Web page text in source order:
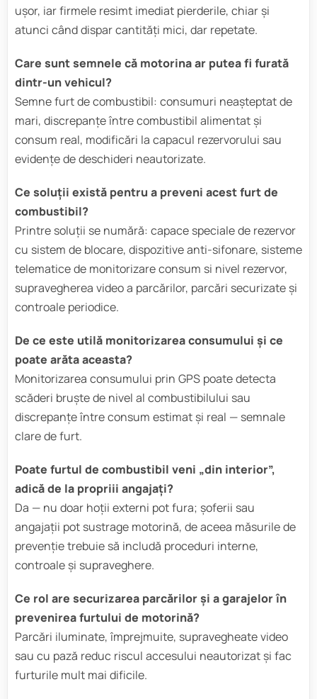
ușor, iar firmele resimt imediat pierderile, chiar și
atunci când dispar cantități mici, dar repetate.
Care sunt semnele că motorina ar putea fi furată
dintr-un vehicul?
Semne furt de combustibil: consumuri neaşteptat de
mari, discrepanţe între combustibil alimentat și
consum real, modificări la capacul rezervorului sau
evidențe de deschideri neautorizate.
Ce soluţii există pentru a preveni acest furt de
combustibil?
Printre soluţii se numără: capace speciale de rezervor
cu sistem de blocare, dispozitive anti-sifonare, sisteme
telematice de monitorizare consum si nivel rezervor,
supravegherea video a parcărilor, parcări securizate şi
controale periodice.
De ce este utilă monitorizarea consumului și ce
poate arăta aceasta?
Monitorizarea consumului prin GPS poate detecta
scăderi bruşte de nivel al combustibilului sau
discrepanţe între consum estimat şi real — semnale
clare de furt.
Poate furtul de combustibil veni „din interior”,
adică de la propriii angajați?
Da — nu doar hoţii externi pot fura; şoferii sau
angajaţii pot sustrage motorină, de aceea măsurile de
prevenţie trebuie să includă proceduri interne,
controale şi supraveghere.
Ce rol are securizarea parcărilor și a garajelor în
prevenirea furtului de motorină?
Parcări iluminate, împrejmuite, supravegheate video
sau cu pază reduc riscul accesului neautorizat și fac
furturile mult mai dificile.